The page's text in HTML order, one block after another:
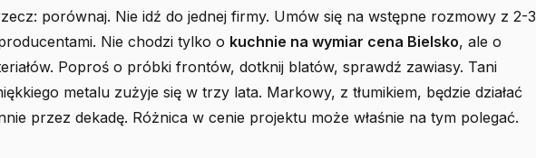
porównaj. Nie idź do jednej firmy. Umów się na wstępne rozmowy z 2-3
Nie chodzi tylko o kuchnie na wymiar cena Bielsko, ale o
Poproś o próbki frontów, dotknij blatów, sprawdź zawiasy. Tani
metalu zużyje się w trzy lata. Markowy, z tłumikiem, będzie działać
przez dekadę. Różnica w cenie projektu może właśnie na tym polegać.